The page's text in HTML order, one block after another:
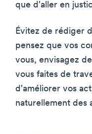
que d'aller en
Évitez de rédiger
pensez que vos
vous, envisagez
vous faites de
d'améliorer vos
naturellement des